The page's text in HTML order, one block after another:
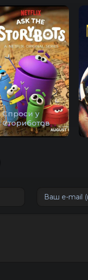
Спроси у
Сториботов